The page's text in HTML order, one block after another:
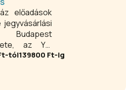
előadások
az Ybl
1884-ben
igazi
található
tól139800 Ft-ig